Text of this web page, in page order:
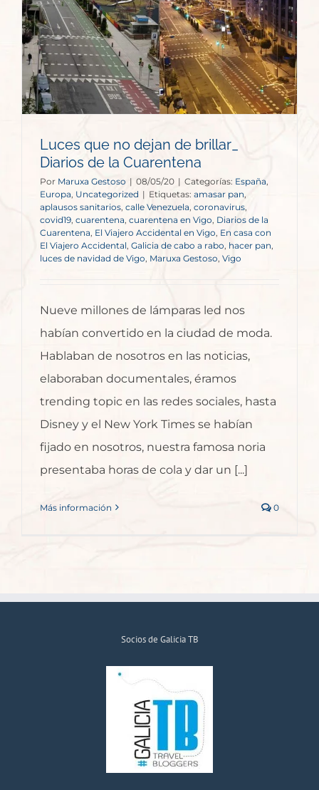
Luces que no dejan de brillar_
Diarios de la Cuarentena
Por Maruxa Gestoso | 08/05/20 | Categorías: España,
Europa, Uncategorized | Etiquetas: amasar pan,
aplausos sanitarios calle Venezuela coronavirus
covid19, cuarentena, cuarentena en Vigo, Diarios de la
Cuarentena, El Viajero Accidental en Vigo, En casa con
El Viajero Accidental, Galicia de cabo a rabo hacer pan
luces de navidad de Vigo, Maruxa Gestoso, Vigo
Nueve millones de lámparas led nos
habían convertido en la ciudad de moda.
Hablaban de nosotros en las noticias,
elaboraban documentales, éramos
trending topic en las redes sociales, hasta
Disney y el New York Times se habían
fijado en nosotros, nuestra famosa noria
presentaba horas de cola y dar un [...]
Más información 0
Socios de Galicia TB